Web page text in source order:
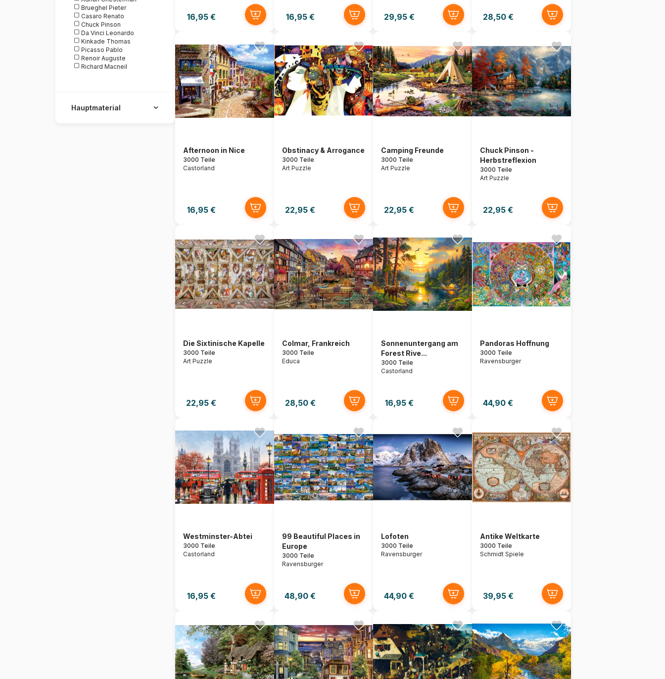
16,95 € 16,95 € 29,95 € 28,50 €
Afternoon in Nice
3000 Teile
Castorland
16,95 €
Obstinacy & Arrogance
3000 Teile
Art Puzzle
22,95 €
Camping Freunde
3000 Teile
Art Puzzle
22,95 €
Chuck Pinson -
Herbstreflexion
3000 Teile
Art Puzzle
22,95 €
Die Sixtinische Kapelle
3000 Teile
Art Puzzle
22,95 €
Colmar, Frankreich
3000 Teile
Educa
28,50 €
Sonnenuntergang am
Forest Rive...
3000 Teile
Castorland
16,95 €
Pandoras Hoffnung
3000 Teile
Ravensburger
44,90 €
Westminster-Abtei
3000 Teile
Castorland
16,95 €
99 Beautiful Places in
Europe
3000 Teile
Ravensburger
48,90 €
Lofoten
3000 Teile
Ravensburger
44,90 €
Antike Weltkarte
3000 Teile
Schmidt Spiele
39,95 €
Brueghel Pieter
Casaro Renato
Chuck Pinson
Da Vinci Leonardo
Kinkade Thomas
Picasso Pablo
Renoir Auguste
Richard Macneil
Hauptmaterial